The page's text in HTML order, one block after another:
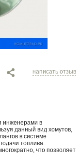
написать отзыв
инженерами в
данный вид хомутов,
в системе
топлива.
что позволяет